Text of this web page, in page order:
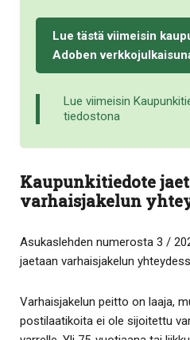
Lue tästä viimeisin
Adoben
Lue viimeisin
tiedostona
Kaupunkitiedote
varhaisjakelun
Asukaslehden numerosta 3 /
jaetaan varhaisjakelun
Varhaisjakelun peitto on laaja,
postilaatikoita ei ole sijoitettu